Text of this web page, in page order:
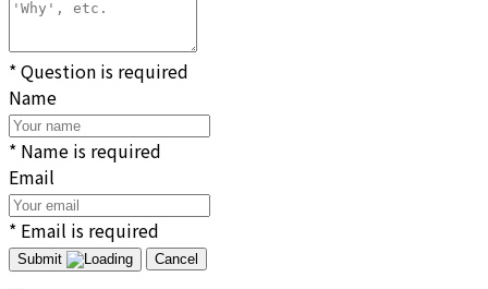
* Question is required
Name
* Name is required
Email
* Email is required
Submit Cancel